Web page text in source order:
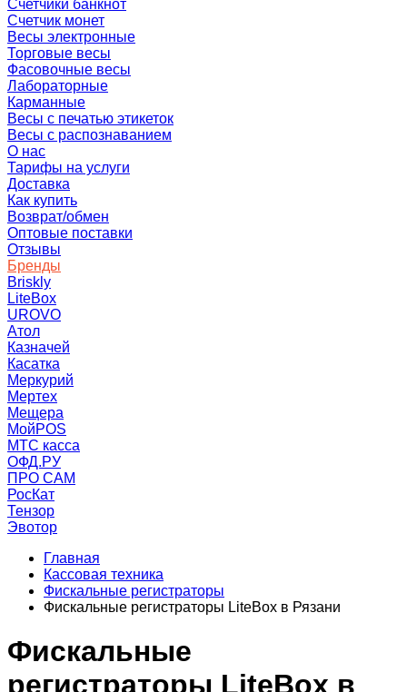
Счетчики банкнот
Счетчик монет
Весы электронные
Торговые весы
Фасовочные весы
Лабораторные
Карманные
Весы с печатью этикеток
Весы с распознаванием
О нас
Тарифы на услуги
Доставка
Как купить
Возврат/обмен
Оптовые поставки
Отзывы
Бренды
Briskly
LiteBox
UROVO
Атол
Казначей
Касатка
Меркурий
Мертех
Мещера
МойPOS
МТС касса
ОФД.РУ
ПРО САМ
РосКат
Тензор
Эвотор
Главная
Кассовая техника
Фискальные регистраторы
Фискальные регистраторы LiteBox в Рязани
Фискальные
регистраторы LiteBox в